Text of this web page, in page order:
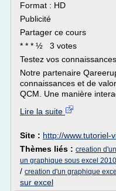
Format : HD
Publicité
Partager ce cours
* * * ½ 3 votes
Testez vos
Notre partenaire
connaissances et de
QCM. Une manière
Lire la suite
Site : http://www.tutoriel-
Thèmes liés : creation
un graphique sous excel 2010
/ creation d'un graphique
sur excel